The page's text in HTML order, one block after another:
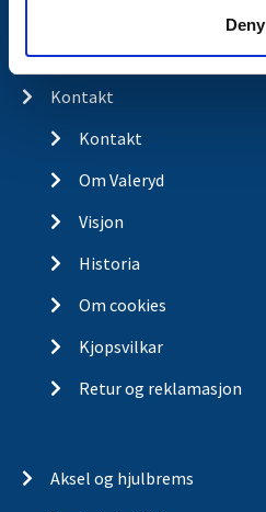
Deny
Butikkonsept
Kontakt
Kontakt
Om Valeryd
Visjon
Historia
Om cookies
Kjopsvilkar
Retur og reklamasjon
Aksel og hjulbrems